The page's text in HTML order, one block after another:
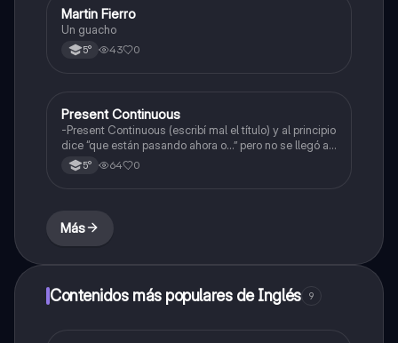
Inglés
Martin Fierro
Un guacho
5° 43 0
Inglés
Present Continuous
-Present Continuous (escribí mal el título) y al principio
dice “que están pasando ahora o…” pero no se llegó a
ver 5° 64 0
Más
Contenidos más populares de Inglés 9